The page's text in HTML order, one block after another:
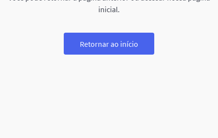
inicial.
Retornar ao início